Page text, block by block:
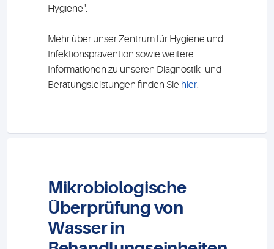
Hygiene".
Mehr über unser Zentrum für Hygiene und
Infektionsprävention sowie weitere
Informationen zu unseren Diagnostik- und
Beratungsleistungen finden Sie hier.
Mikrobiologische
Überprüfung von
Wasser in